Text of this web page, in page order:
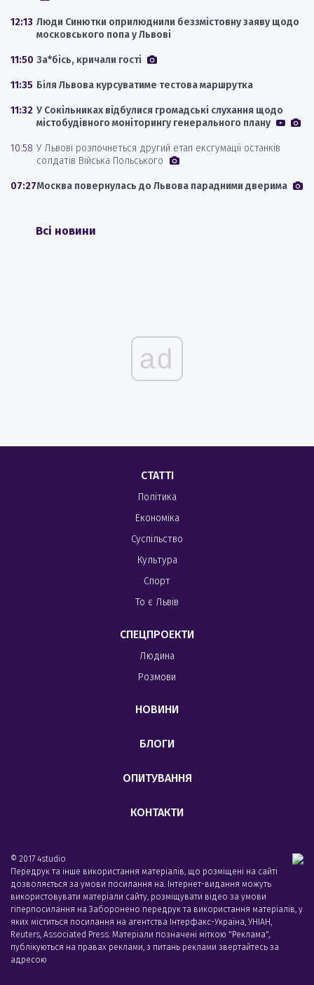
12:13 Люди Синютки оприлюднили беззмістовну заяву щодо
московського попа у Львові
11:50 За*бісь, кричали гості
11:35 Біля Львова курсуватиме тестова маршрутка
11:32 У Сокільниках відбулися громадські слухання щодо
містобудівного моніторингу генерального плану
10:58 У Львові розпочнеться другий етап ексгумації останків
солдатів Війська Польського
07:27Москва повернулась до Львова парадними дверима
Всі новини
ad
СТАТТІ
Політика
Економіка
Суспільство
Культура
Спорт
То є Львів
СПЕЦПРОЕКТИ
Людина
Розмови
НОВИНИ
БЛОГИ
ОПИТУВАННЯ
КОНТАКТИ
© 2017 4studio
Передрук та інше використання матеріалів, що розміщені на сайті
дозволяється за умови посилання на. Інтернет-видання можуть
використовувати матеріали сайту, розміщувати відео за умови
гіперпосилання на Заборонено передрук та використання матеріалів, у
яких міститься посилання на агентства Iнтерфакс-Україна, УНIАН,
Reuters, Associated Press. Матеріали позначені міткою "Реклама",
публікуються на правах реклами, з питань реклами звертайтесь за
адресою